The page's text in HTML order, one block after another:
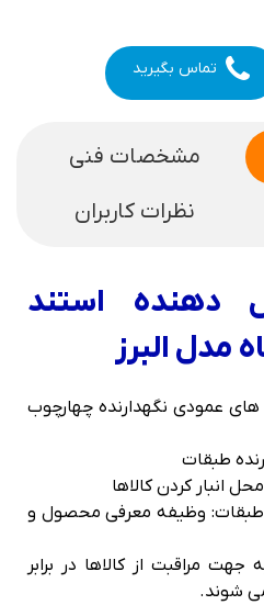
تماس بگیرید
مشخصات فنی
نظرات کاربران
دهنده استند
مدل البرز
عمودی نگهدارنده چهارچوب
طبقات
کردن کالاها
طبقات: وظیفه معرفی محصول و
مراقبت از کالاها در برابر
شوند.